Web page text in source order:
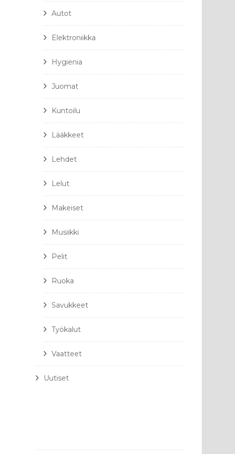
Autot
Elektroniikka
Hygienia
Juomat
Kuntoilu
Lääkkeet
Lehdet
Lelut
Makeiset
Musiikki
Pelit
Ruoka
Savukkeet
Työkalut
Vaatteet
Uutiset